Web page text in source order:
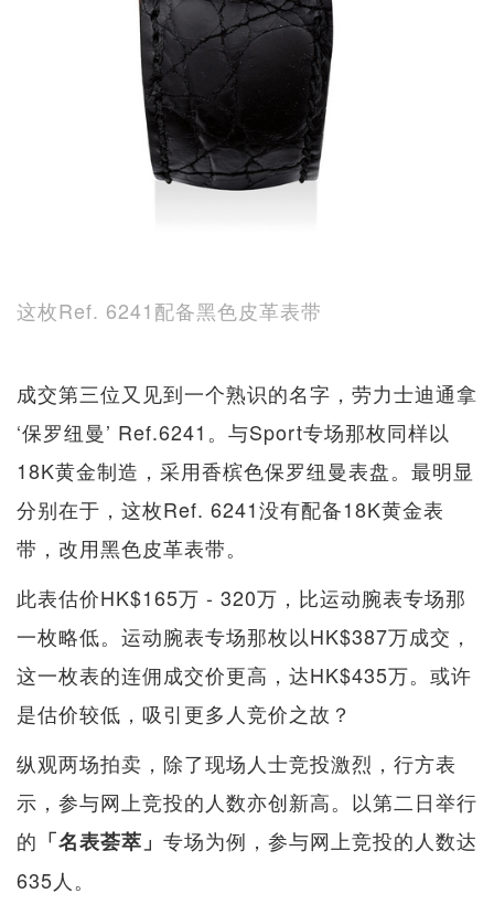
这枚Ref. 6241配备黑色皮革表带
成交第三位又见到一个熟识的名字，劳力士迪通拿
‘保罗纽曼’ Ref.6241。与Sport专场那枚同样以
18K黄金制造，采用香槟色保罗纽曼表盘。最明显
分别在于，这枚Ref. 6241没有配备18K黄金表
带，改用黑色皮革表带。
此表估价HK$165万 - 320万，比运动腕表专场那
一枚略低。运动腕表专场那枚以HK$387万成交，
这一枚表的连佣成交价更高，达HK$435万。或许
是估价较低，吸引更多人竞价之故？
纵观两场拍卖，除了现场人士竞投激烈，行方表
示，参与网上竞投的人数亦创新高。以第二日举行
的 「名表荟萃」 专场为例，参与网上竞投的人数达
635人。